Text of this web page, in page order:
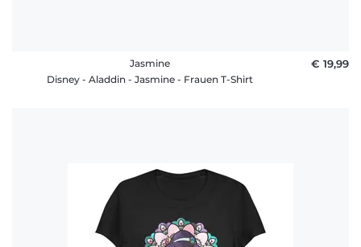
Jasmine
Disney - Aladdin - Jasmine - Frauen T-Shirt
€ 19,99